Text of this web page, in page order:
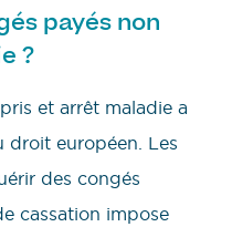
payés non
?
et arrêt maladie a
droit européen. Les
des congés
cassation impose